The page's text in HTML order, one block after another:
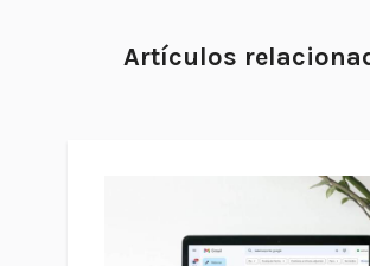
Artículos